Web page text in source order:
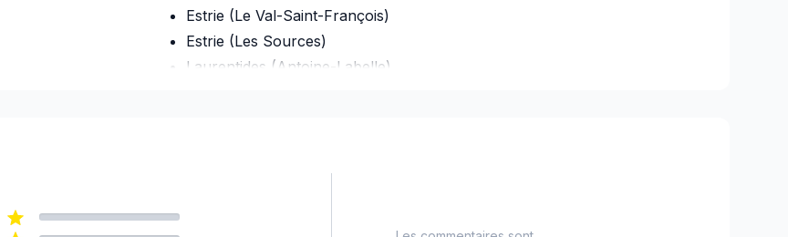
Estrie (Le Val-Saint-François)
Estrie (Les Sources)
Laurentides (Antoine-Labelle)